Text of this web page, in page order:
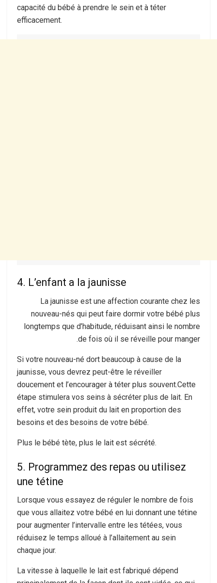
capacité du bébé à prendre le sein et à téter
efficacement.
4. L’enfant a la jaunisse
La jaunisse est une affection courante chez les
nouveau-nés qui peut faire dormir votre bébé plus
longtemps que d’habitude, réduisant ainsi le nombre
de fois où il se réveille pour manger.
Si votre nouveau-né dort beaucoup à cause de la
jaunisse, vous devrez peut-être le réveiller
doucement et l’encourager à téter plus souvent.Cette
étape stimulera vos seins à sécréter plus de lait. En
effet, votre sein produit du lait en proportion des
besoins et des besoins de votre bébé.
Plus le bébé tète, plus le lait est sécrété.
5. Programmez des repas ou utilisez
une tétine
Lorsque vous essayez de réguler le nombre de fois
que vous allaitez votre bébé en lui donnant une tétine
pour augmenter l’intervalle entre les tétées, vous
réduisez le temps alloué à l’allaitement au sein
chaque jour.
La vitesse à laquelle le lait est fabriqué dépend